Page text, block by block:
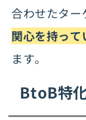
合わせたター
関心を持っ
ます。
BtoB特